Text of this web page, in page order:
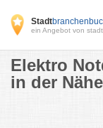
Stadt
ein Angebot von
Elektro
in der Nähe